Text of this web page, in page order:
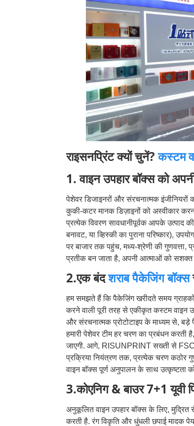
राइसनप्रिंट क्यों चुनें?कस्टम
1. वाइन उपहार बॉक्स को
पेशेवर डिजाइनरों और संरचनात्मक
कुकी-कटर मानक डिज़ाइनों को अस्वीकार
प्रत्येक विवरण सावधानीपूर्वक आपके उत्पाद
बनावट, या व्हिस्की का पुराना परिष्कार),
पर बाजार तक पहुंच, मध्य-श्रेणी की गुणवत्ता,
प्रतीक बन जाता है, अपनी आत्माओं को सशक्त
2.एक बंदशराब पैकेजिंग बॉक्स
हम समझते हैं कि पैकेजिंग खरीदते समय ग्राहकों
करने वाली पूरी तरह से एकीकृत कस्टम वाइन
और संरचनात्मक प्रोटोटाइप के माध्यम से, बड़े
हमारी पेशेवर टीम हर चरण का प्रबंधन करती
जाएगी. आगे, RISUNPRINT सख्ती से
प्रक्रिया नियंत्रण तक, प्रत्येक चरण कठोर
वाइन बॉक्स पूर्ण अनुपालन के साथ उत्कृष्टता
3.कोएनिग & बाउर 7+1 यूवी
अनुकूलित वाइन उपहार बॉक्स के लिए, मुद्रित
करती है. रंग विकृति और धुंधली छपाई मादक